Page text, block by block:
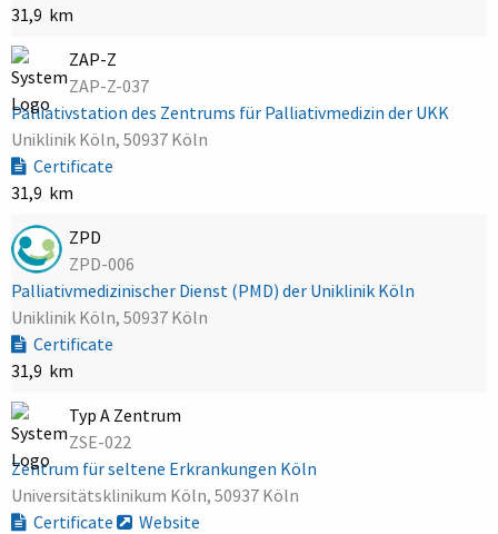
31,9 km
ZAP-Z
ZAP-Z-037
Palliativstation des Zentrums für Palliativmedizin der UKK
Uniklinik Köln, 50937 Köln
Certificate
31,9 km
ZPD
ZPD-006
Palliativmedizinischer Dienst (PMD) der Uniklinik Köln
Uniklinik Köln, 50937 Köln
Certificate
31,9 km
Typ A Zentrum
ZSE-022
Zentrum für seltene Erkrankungen Köln
Universitätsklinikum Köln, 50937 Köln
Certificate
Website